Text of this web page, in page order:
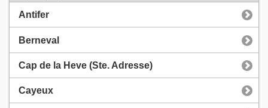
Antifer
Berneval
Cap de la Heve (Ste. Adresse)
Cayeux